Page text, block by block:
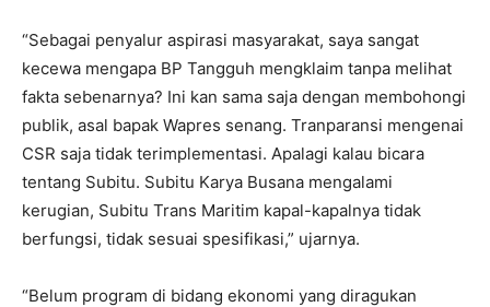
“Sebagai penyalur aspirasi masyarakat, saya sangat
kecewa mengapa BP Tangguh mengklaim tanpa melihat
fakta sebenarnya? Ini kan sama saja dengan membohongi
publik, asal bapak Wapres senang. Tranparansi mengenai
CSR saja tidak terimplementasi. Apalagi kalau bicara
tentang Subitu. Subitu Karya Busana mengalami
kerugian, Subitu Trans Maritim kapal-kapalnya tidak
berfungsi, tidak sesuai spesifikasi,” ujarnya.
“Belum program di bidang ekonomi yang diragukan